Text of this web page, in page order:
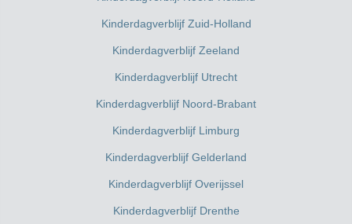
Kinderdagverblijf Zuid-Holland
Kinderdagverblijf Zeeland
Kinderdagverblijf Utrecht
Kinderdagverblijf Noord-Brabant
Kinderdagverblijf Limburg
Kinderdagverblijf Gelderland
Kinderdagverblijf Overijssel
Kinderdagverblijf Drenthe